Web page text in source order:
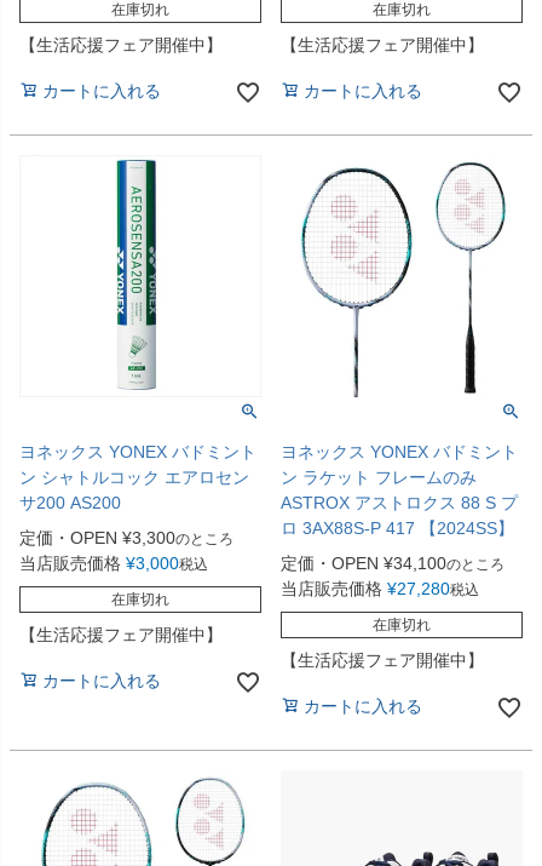
在庫切れ
【生活応援フェア開催中】
カートに入れる
在庫切れ
【生活応援フェア開催中】
カートに入れる
ヨネックス YONEX バドミント
ン シャトルコック エアロセン
サ200 AS200
定価・OPEN ¥3,300のところ
当店販売価格 ¥3,000税込
在庫切れ
【生活応援フェア開催中】
カートに入れる
ヨネックス YONEX バドミント
ン ラケット フレームのみ
ASTROX アストロクス 88 S プ
ロ 3AX88S-P 417 【2024SS】
定価・OPEN ¥34,100のところ
当店販売価格 ¥27,280税込
在庫切れ
【生活応援フェア開催中】
カートに入れる